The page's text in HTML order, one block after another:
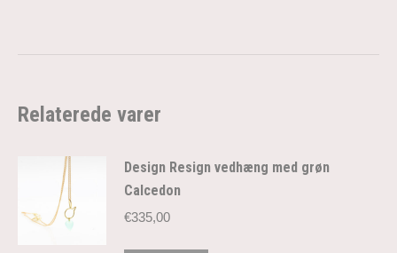
Relaterede varer
Design Resign vedhæng med grøn
Calcedon
€335,00